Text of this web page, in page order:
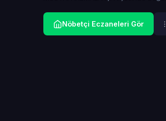
Nöbetçi Eczaneleri Gör